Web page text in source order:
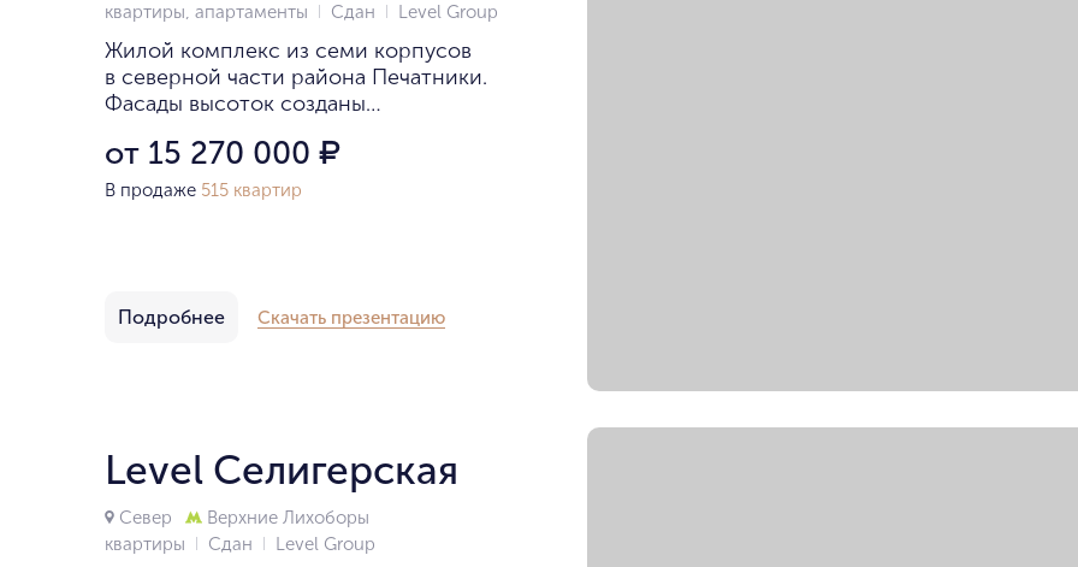
квартиры, апартаменты
Сдан Level Group
Жилой комплекс из семи корпусов
в северной части района Печатники.
Фасады высоток созданы
от 15 270 000 ₽
В продаже 515 квартир
Подробнее Скачать презентацию
Level Селигерская
Север
Верхние Лихоборы
квартиры
Сдан Level Group